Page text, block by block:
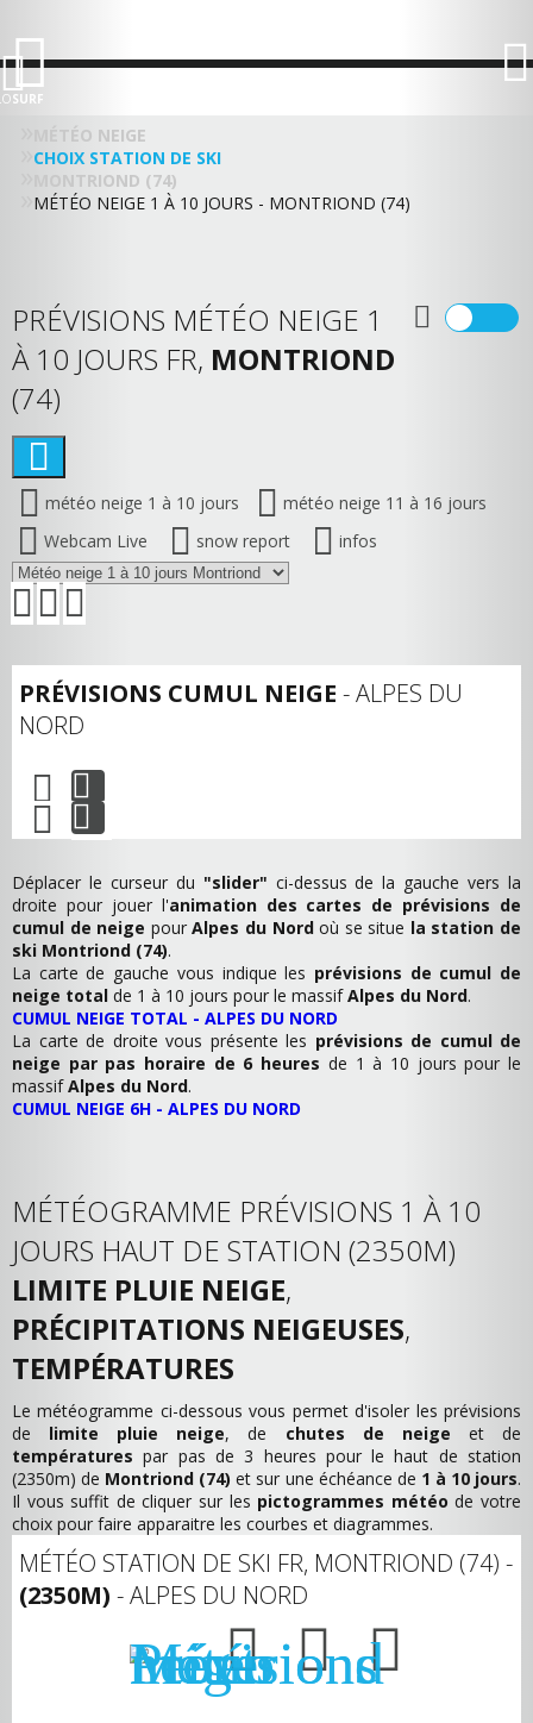
SURF
MÉTÉO NEIGE
CHOIX STATION DE SKI
MONTRIOND (74)
MÉTÉO NEIGE 1 À 10 JOURS - MONTRIOND (74)
PRÉVISIONS MÉTÉO NEIGE 1
À 10 JOURS FR, MONTRIOND
(74)
météo neige 1 à 10 jours
météo neige 11 à 16 jours
Webcam Live
snow report infos
PRÉVISIONS CUMUL NEIGE - ALPES DU
NORD
Déplacer le curseur du "slider" ci-dessus de la gauche vers la
droite pour jouer l'animation des cartes de prévisions de
cumul de neige pourAlpes du Nordoù se situe la station de
ski Montriond (74).
La carte de gauche vous indique les prévisions de cumul de
neige total de 1 à 10 jours pour le massifAlpes du Nord.
CUMUL NEIGE TOTAL - ALPES DU NORD
La carte de droite vous présente les prévisions de cumul de
neige par pas horaire de 6 heures de 1 à 10 jours pour le
massifAlpes du Nord.
CUMUL NEIGE 6H - ALPES DU NORD
MÉTÉOGRAMME PRÉVISIONS 1 À 10
JOURS HAUT DE STATION (2350M)
LIMITE PLUIE NEIGE,
PRÉCIPITATIONS NEIGEUSES,
TEMPÉRATURES
Le météogramme ci-dessous vous permet d'isoler les prévisions
de limite pluie neige, de chutes de neige et de
températures par pas de 3 heures pour le haut de station
(2350m) de Montriond (74) et sur une échéance de 1 à 10 jours.
Il vous suffit de cliquer sur les pictogrammes météo de votre
choix pour faire apparaitre les courbes et diagrammes.
MÉTÉO STATION DE SKI FR, MONTRIOND (74) -
(2350M) - ALPES DU NORD